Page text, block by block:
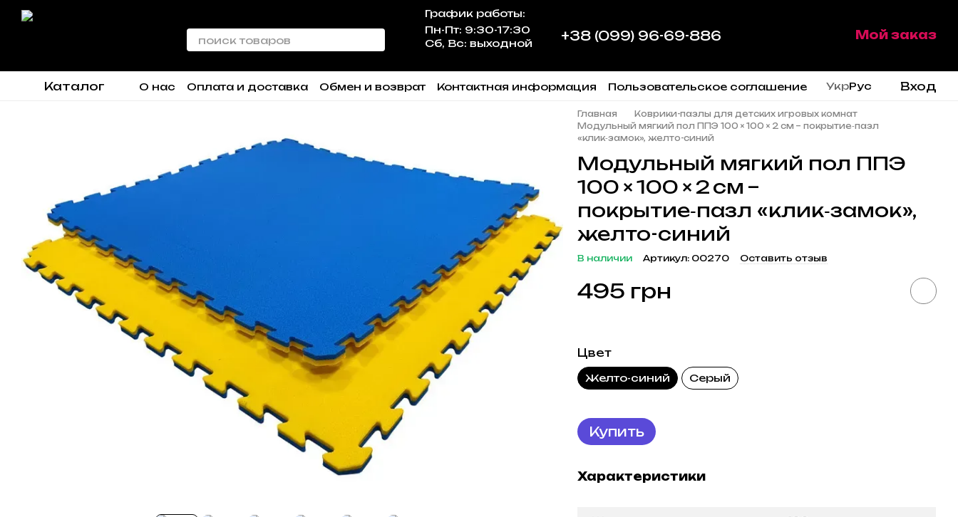
Перейти к основному контенту
График работы:
Пн-Пт: 9:30-17:30
Сб, Вс: выходной
+38 (099) 96-69-886 Мой заказ
Каталог О нас Оплата и доставка Обмен и возврат Контактная информация Пользовательское соглашение УкрРус Вход
Главная
Коврики-пазлы для детских игровых комнат
Модульный мягкий пол ППЭ 100 × 100 × 2 см – покрытие‑пазл
«клик‑замок», желто-синий
Модульный мягкий пол ППЭ
100 × 100 × 2 см –
покрытие‑пазл «клик‑замок»,
желто-синий
В наличии Артикул: 00270 Оставить отзыв
495 грн
Цвет
Желто-синий Серый
Купить
Характеристики